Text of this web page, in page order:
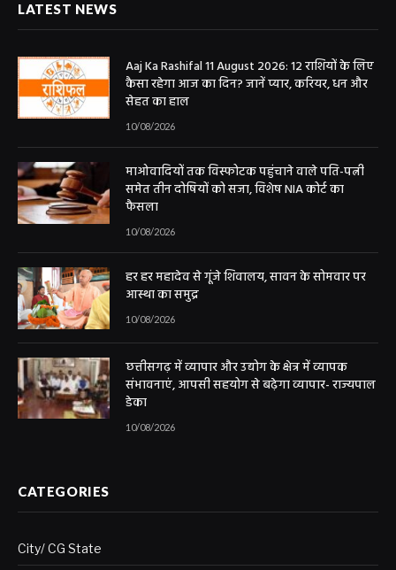
LATEST NEWS
Aaj Ka Rashifal 11 August 2026: 12 राशियों के लिए
कैसा रहेगा आज का दिन? जानें प्यार, करियर, धन और
सेहत का हाल
10/08/2026
माओवादियों तक विस्फोटक पहुंचाने वाले पति-पत्नी
समेत तीन दोषियों को सजा, विशेष NIA कोर्ट का
फैसला
10/08/2026
हर हर महादेव से गूंजे शिवालय, सावन के सोमवार पर
आस्था का समुद्र
10/08/2026
छत्तीसगढ़ में व्यापार और उद्योग के क्षेत्र में व्यापक
संभावनाएं, आपसी सहयोग से बढ़ेगा व्यापार- राज्यपाल
डेका
10/08/2026
CATEGORIES
City/ CG State